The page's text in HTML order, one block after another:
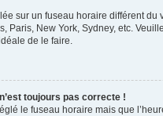
sur un fuseau horaire différent
Paris, New York, Sydney, etc.
de le faire.
toujours pas correcte !
le fuseau horaire mais que